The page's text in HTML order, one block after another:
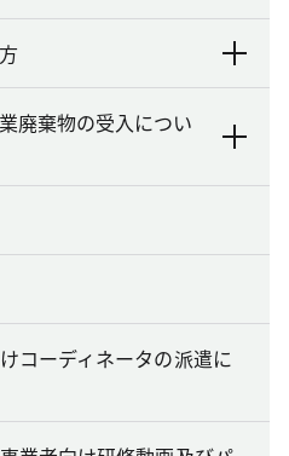
廃棄物の受入につい
コーディネータの派遣に